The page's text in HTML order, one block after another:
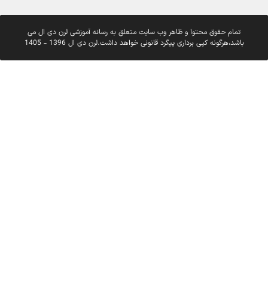
تمام حقوق محتوا و ظاهر وب سایت متعلق به رسانه آموزشی لرن دی ال می
باشد،هرگونه کپی برداری پیگرد قانونی خواهد داشت.لرن دی ال 1396 - 1405